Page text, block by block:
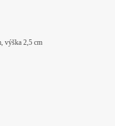
Nástenný, kovový, čierny, 44x7,5 cm, výška 2,5 cm